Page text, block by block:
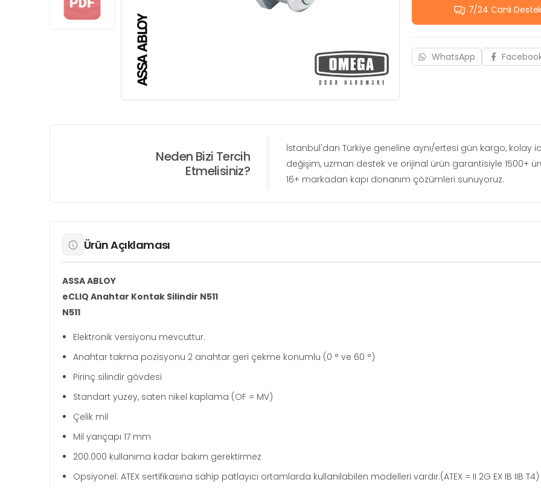
7/24 Canlı
WhatsApp
Neden Bizi Tercih
Etmelisiniz?
İstanbul'dan Türkiye geneline aynı/ertesi gün kargo, kolay
değişim, uzman destek ve orijinal ürün garantisiyle 1500+
16+ markadan kapı donanım çözümleri sunuyoruz.
Ürün Açıklaması
ASSA ABLOY
eCLIQ Anahtar Kontak Silindir N511
N511
Elektronik versiyonu mevcuttur.
Anahtar takma pozisyonu 2 anahtar geri çekme konumlu (0 ° ve 60 °)
Pirinç silindir gövdesi
Standart yüzey, saten nikel kaplama (OF = MV)
Çelik mil
Mil yarıçapı 17 mm
200.000 kullanıma kadar bakım gerektirmez
Opsiyonel: ATEX sertifikasına sahip patlayıcı ortamlarda kullanılabilen modelleri vardır.(ATEX = II 2G EX IB IIB T4)